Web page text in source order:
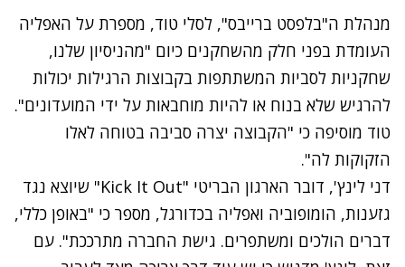
מנהלת ה"בלפסט ברייבס", לסלי טוד, מספרת על האפליה
העומדת בפני חלק מהשחקנים כיום "מהניסיון שלנו,
שחקניות לסביות המשתתפות בקבוצות הרגילות יכולות
להרגיש שלא בנוח או להיות מוחבאות על ידי המועדונים".
טוד מוסיפה כי "הקבוצה יצרה סביבה בטוחה לאלו
הזקוקות לה".
דני לינץ', דובר הארגון הבריטי "Kick It Out" שיוצא נגד
גזענות, הומופוביה ואפליה בכדורגל, מספר כי "באופן כללי,
דברים הולכים ומשתפרים. גישת החברה מתרככת". עם